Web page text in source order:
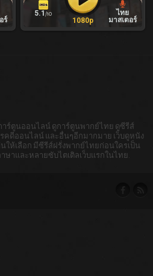
ร์
5.1/10
ไทย
มาสเตอร์
1080p
ร์ตูนออนไลน์ ดูการ์ตูนพากย์ไทย ดูซีรีส์
คดีออนไลน์ และอื่นๆอีกมากมาย เว็บดูหนัง
ให้เลือก มีซีรีส์ฝรั่งพากย์ไทยก่อนใครเป็น
ษาและหลายซับไตเติลเว็บแรกในไทย.